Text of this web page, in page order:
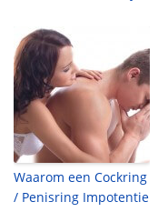
Waarom een Cockring
/ Penisring Impotentie